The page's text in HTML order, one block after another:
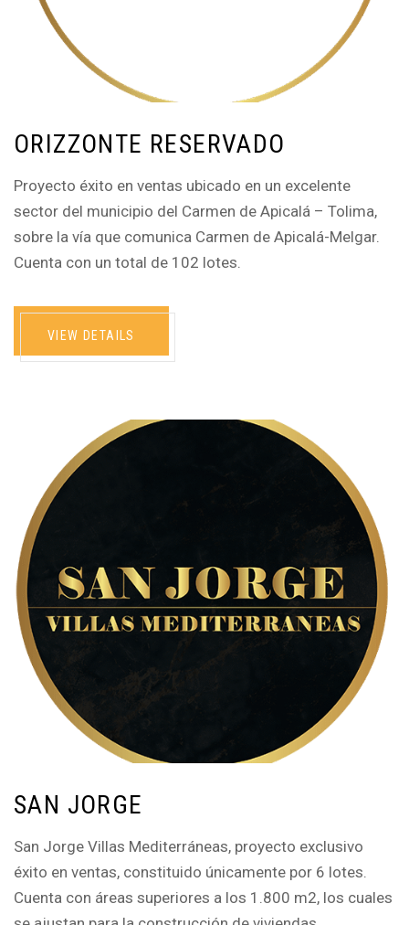
ORIZZONTE RESERVADO
Proyecto éxito en ventas ubicado en un excelente
sector del municipio del Carmen de Apicalá – Tolima,
sobre la vía que comunica Carmen de Apicalá-Melgar.
Cuenta con un total de 102 lotes.
VIEW DETAILS
SAN JORGE
San Jorge Villas Mediterráneas, proyecto exclusivo
éxito en ventas, constituido únicamente por 6 lotes.
Cuenta con áreas superiores a los 1.800 m2, los cuales